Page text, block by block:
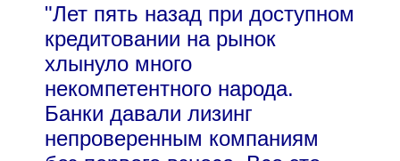
"Лет пять назад при доступном
кредитовании на рынок
хлынуло много
некомпетентного народа.
Банки давали лизинг
непроверенным компаниям